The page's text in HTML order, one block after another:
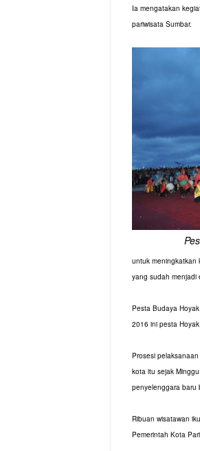
Ia mengatakan
pariwisata Sumbar.
untuk meningkatkan
yang sudah menjadi
Pesta Budaya
2016 ini pesta
Prosesi
kota itu sejak
penyelenggara baru
Ribuan wisatawan
Pemerintah Kota